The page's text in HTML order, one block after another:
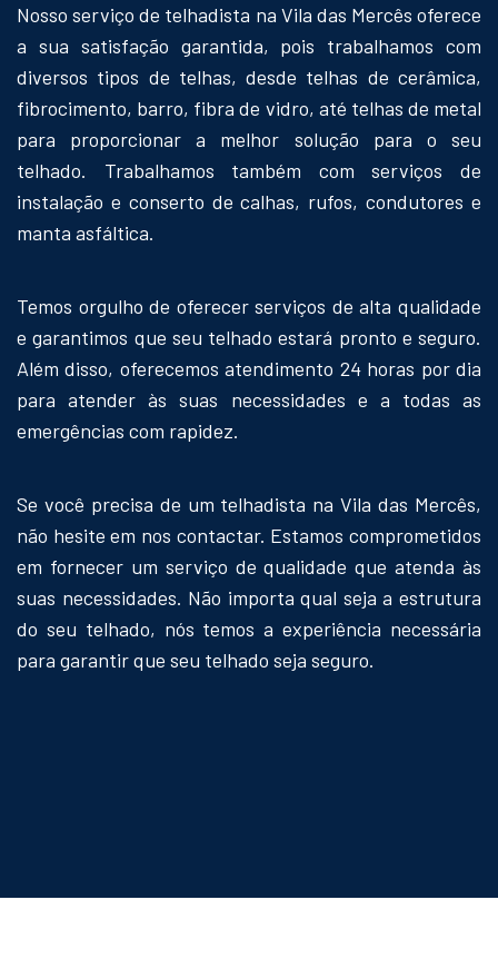
Nosso serviço de telhadista na Vila das Mercês oferece
a sua satisfação garantida, pois trabalhamos com
diversos tipos de telhas, desde telhas de cerâmica,
fibrocimento, barro, fibra de vidro, até telhas de metal
para proporcionar a melhor solução para o seu
telhado. Trabalhamos também com serviços de
instalação e conserto de calhas, rufos, condutores e
manta asfáltica.
Temos orgulho de oferecer serviços de alta qualidade
e garantimos que seu telhado estará pronto e seguro.
Além disso, oferecemos atendimento 24 horas por dia
para atender às suas necessidades e a todas as
emergências com rapidez.
Se você precisa de um telhadista na Vila das Mercês,
não hesite em nos contactar. Estamos comprometidos
em fornecer um serviço de qualidade que atenda às
suas necessidades. Não importa qual seja a estrutura
do seu telhado, nós temos a experiência necessária
para garantir que seu telhado seja seguro.